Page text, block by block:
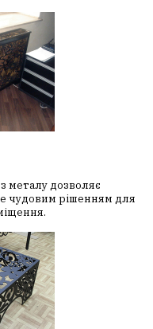
металу дозволяє
чудовим рішенням для